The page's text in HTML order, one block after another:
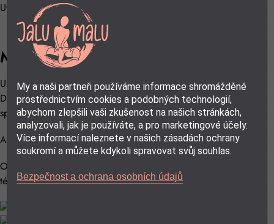
Uvolňuje napětí v ramenou, které způsobuje migrény.
Maséra máte kdykoli po ruce
Už nemusíte utrácet za hodiny strávené v masážních salónech.
Dopřejte si doma maximální relax a uvolnění a přitom ušetříte
spousty peněz!
A co přímo masážní přístroj odstraňuje?
Odstraňuje svalové spazmy: to jsou křečovitě ztuhlé svaly. A díky
této technologii se svalstvo dokonale prokrví a uvolní.
My a naši partneři používáme informace shromážděné
prostřednictvím cookies a podobných technologií,
abychom zlepšili vaši zkušenost na našich stránkách,
analyzovali, jak je používáte, a pro marketingové účely.
Více informací naleznete v našich zásadách ochrany
soukromí a můžete kdykoli spravovat svůj souhlas.
Bezpečnost a ochrana osobních údajů